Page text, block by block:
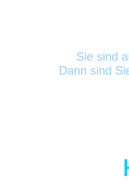
Sie sind
Dann sind